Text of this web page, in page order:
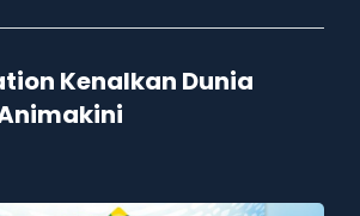
Kenalkan Dunia